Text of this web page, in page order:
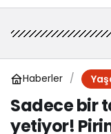
Haberler
Sadece bir
yetiyor!